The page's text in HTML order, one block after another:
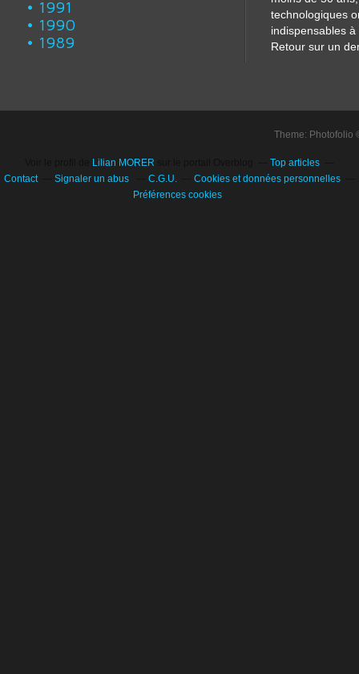
1991
1990
1989
technologiques
indispensables
Retour sur un
Theme:
Lilian MORER
Top articles
Contact
Signaler un abus C.G.U.
Cookies et données personnelles
Préférences cookies